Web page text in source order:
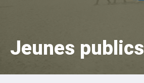
Jeunes publics